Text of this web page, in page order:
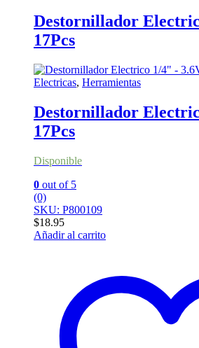
Destornillador
17Pcs
Electricas, Herramientas
Destornillador
17Pcs
Disponible
0 out of 5
(0)
SKU: P800109
$18.95
Añadir al carrito